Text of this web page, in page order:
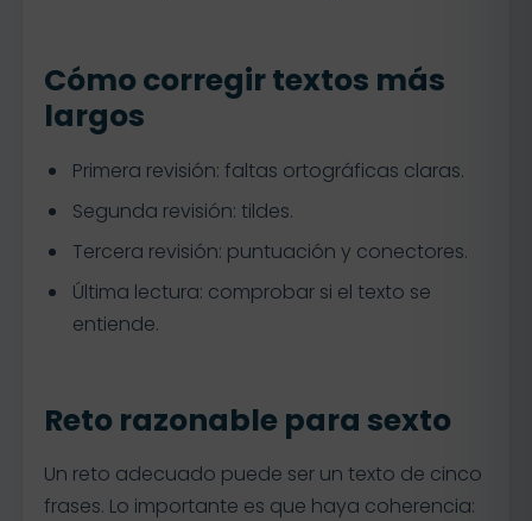
Cómo corregir textos más
largos
Primera revisión: faltas ortográficas claras.
Segunda revisión: tildes.
Tercera revisión: puntuación y conectores.
Última lectura: comprobar si el texto se
entiende.
Reto razonable para sexto
Un reto adecuado puede ser un texto de cinco
frases. Lo importante es que haya coherencia: